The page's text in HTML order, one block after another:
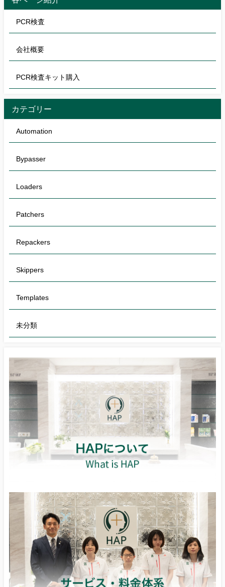
PCR検査
会社概要
PCR検査キット購入
カテゴリー
Automation
Bypasser
Loaders
Patchers
Repackers
Skippers
Templates
未分類